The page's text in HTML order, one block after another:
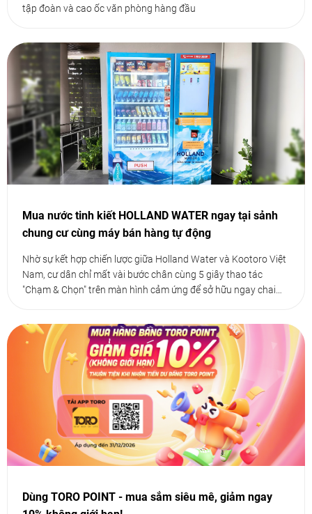
tập đoàn và cao ốc văn phòng hàng đầu
Mua nước tinh kiết HOLLAND WATER ngay tại sảnh
chung cư cùng máy bán hàng tự động
Nhờ sự kết hợp chiến lược giữa Holland Water và Kootoro Việt
Nam, cư dân chỉ mất vài bước chân cùng 5 giây thao tác
"Chạm & Chọn" trên màn hình cảm ứng để sở hữu ngay chai
Dùng TORO POINT - mua sắm siêu mê, giảm ngay